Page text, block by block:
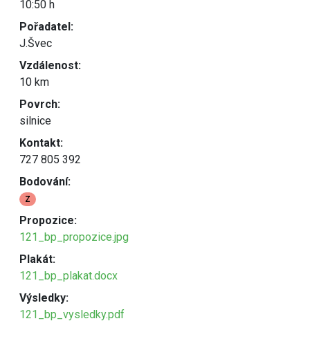
10:50 h
Pořadatel:
J.Švec
Vzdálenost:
10 km
Povrch:
silnice
Kontakt:
727 805 392
Bodování:
Z
Propozice:
121_bp_propozice.jpg
Plakát:
121_bp_plakat.docx
Výsledky:
121_bp_vysledky.pdf